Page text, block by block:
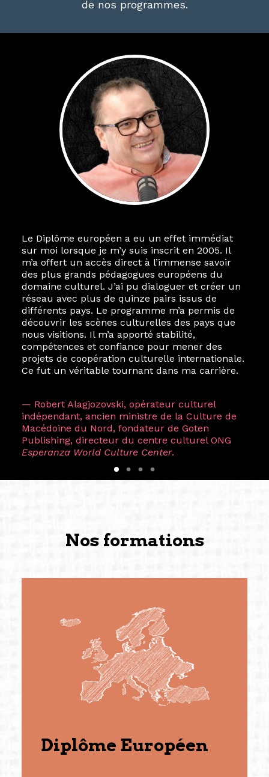
de nos programmes.
Le Diplôme européen a eu un effet immédiat
sur moi lorsque je m’y suis inscrit en 2005. Il
m’a offert un accès direct à l’immense savoir
des plus grands pédagogues européens du
domaine culturel. J’ai pu dialoguer et créer un
réseau avec plus de quinze pairs issus de
différents pays. Le programme m’a permis de
découvrir les scènes culturelles des pays que
nous visitions. Il m’a apporté stabilité,
compétences et confiance pour mener des
projets de coopération culturelle internationale.
Ce fut un véritable tournant dans ma carrière.
— Robert Alagjozovski, opérateur culturel
indépendant, ancien ministre de la Culture de
Macédoine du Nord, fondateur de Goten
Publishing, directeur du centre culturel ONG
Esperanza World Culture Center.
Nos formations
Diplôme Européen